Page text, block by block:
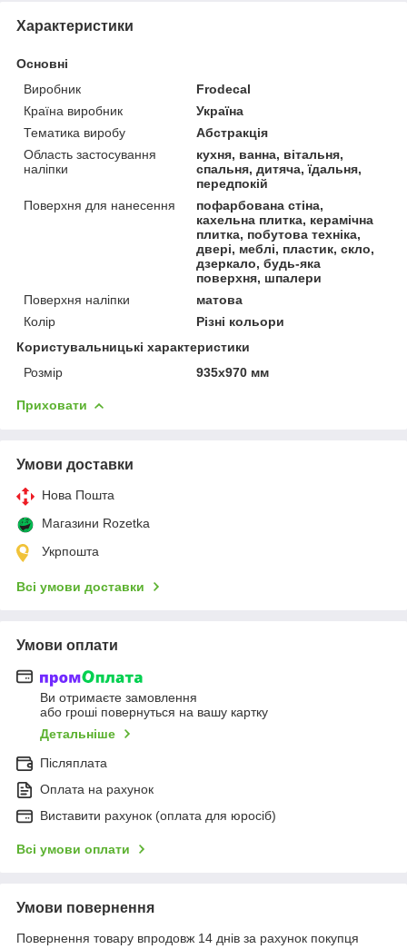
Характеристики
Основні
Виробник
Frodecal
Країна виробник
Україна
Тематика виробу
Абстракція
Область застосування
наліпки
кухня, ванна, вітальня,
спальня, дитяча, їдальня,
передпокій
Поверхня для нанесення
пофарбована стіна,
кахельна плитка, керамічна
плитка, побутова техніка,
двері, меблі, пластик, скло,
дзеркало, будь-яка
поверхня, шпалери
Поверхня наліпки
матова
Колір
Різні кольори
Користувальницькі характеристики
Розмір
935х970 мм
Приховати
Умови доставки
Нова Пошта
Магазини Rozetka
Укрпошта
Всі умови доставки
Умови оплати
Ви отримаєте замовлення
або гроші повернуться на вашу картку
Детальніше
Післяплата
Оплата на рахунок
Виставити рахунок (оплата для юросіб)
Всі умови оплати
Умови повернення
Повернення товару впродовж 14 днів за рахунок покупця